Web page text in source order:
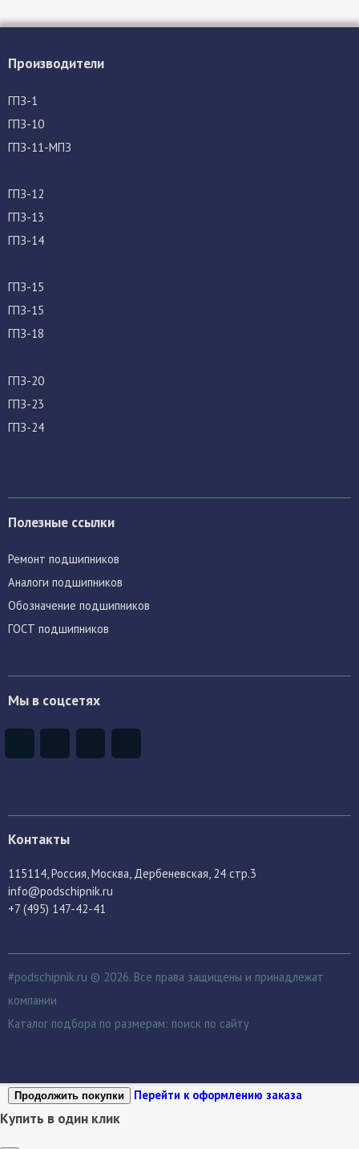
Производители
ГПЗ-1
ГПЗ-10
ГПЗ-11-МПЗ
ГПЗ-12
ГПЗ-13
ГПЗ-14
ГПЗ-15
ГПЗ-15
ГПЗ-18
ГПЗ-20
ГПЗ-23
ГПЗ-24
Полезные ссылки
Ремонт подшипников
Аналоги подшипников
Обозначение подшипников
ГОСТ подшипников
Мы в соцсетях
Контакты
115114 , Россия, Москва, Дербеневская, 24 стр.3
info@podschipnik.ru
+7 (495) 147-42-41
#podschipnik.ru © 2026. Все права защищены и принадлежат
компании
Каталог подбора по размерам: поиск по сайту
Продолжить покупки Перейти к оформлению заказа
Купить в один клик